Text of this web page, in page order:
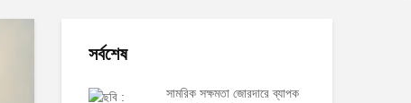
সর্বশেষ
সামরিক সক্ষমতা জোরদারে ব্যাপক